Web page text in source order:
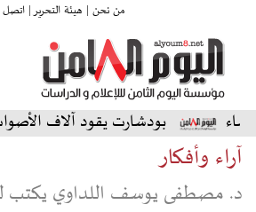
من نحن | هيئة التحرير |اتصل
يقود آلاف الأصوات في أمسية
آراء وأفكار
د. مصطفى يوسف اللداوي يكتب